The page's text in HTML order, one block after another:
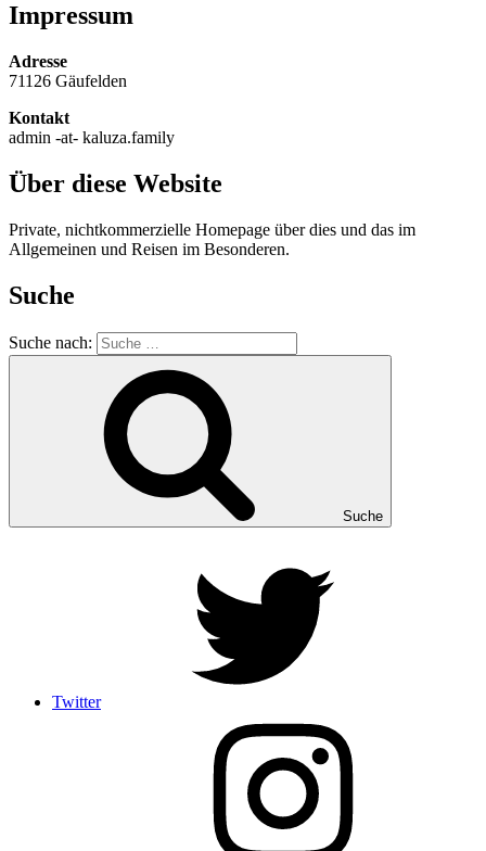
Impressum
Adresse
71126 Gäufelden
Kontakt
admin -at- kaluza.family
Über diese Website
Private, nichtkommerzielle Homepage über dies und das im
Allgemeinen und Reisen im Besonderen.
Suche
Suche nach:
Suche
Twitter